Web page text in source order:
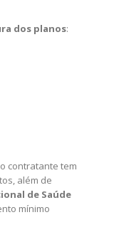
dos planos:
contratante tem
além de
de Saúde
mínimo